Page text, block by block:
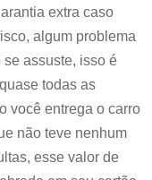
extra caso
algum problema
assuste, isso é
todas as
você entrega o carro
não teve nenhum
esse valor de